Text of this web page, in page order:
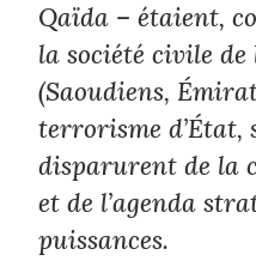
Qaïda – étaient,
la société civile
(Saoudiens,
terrorisme d’État,
disparurent de la
et de l’agenda
puissances.